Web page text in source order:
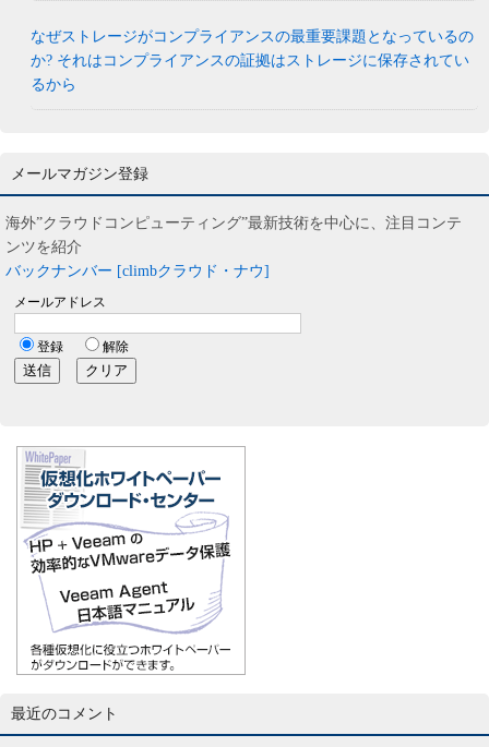
なぜストレージがコンプライアンスの最重要課題となっているの
か? それはコンプライアンスの証拠はストレージに保存されてい
るから
メールマガジン登録
海外”クラウドコンピューティング”最新技術を中心に、注目コンテ
ンツを紹介
バックナンバー [climbクラウド・ナウ]
最近のコメント